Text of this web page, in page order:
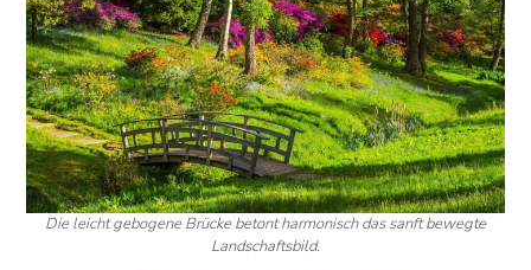
Die leicht gebogene Brücke betont harmonisch das sanft bewegte
Landschaftsbild.